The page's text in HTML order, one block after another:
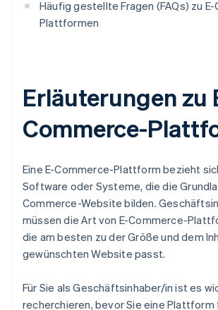
Häufig gestellte Fragen (FAQs) zu
Plattformen
Erläuterungen zu
Commerce-
Eine E-Commerce-Plattform bezieht
Software oder Systeme, die die
Commerce-Website bilden.
müssen die Art von E-Commerce-
die am besten zu der Größe und dem
gewünschten Website passt.
Für Sie als Geschäftsinhaber/in ist es
recherchieren, bevor Sie eine Plattform